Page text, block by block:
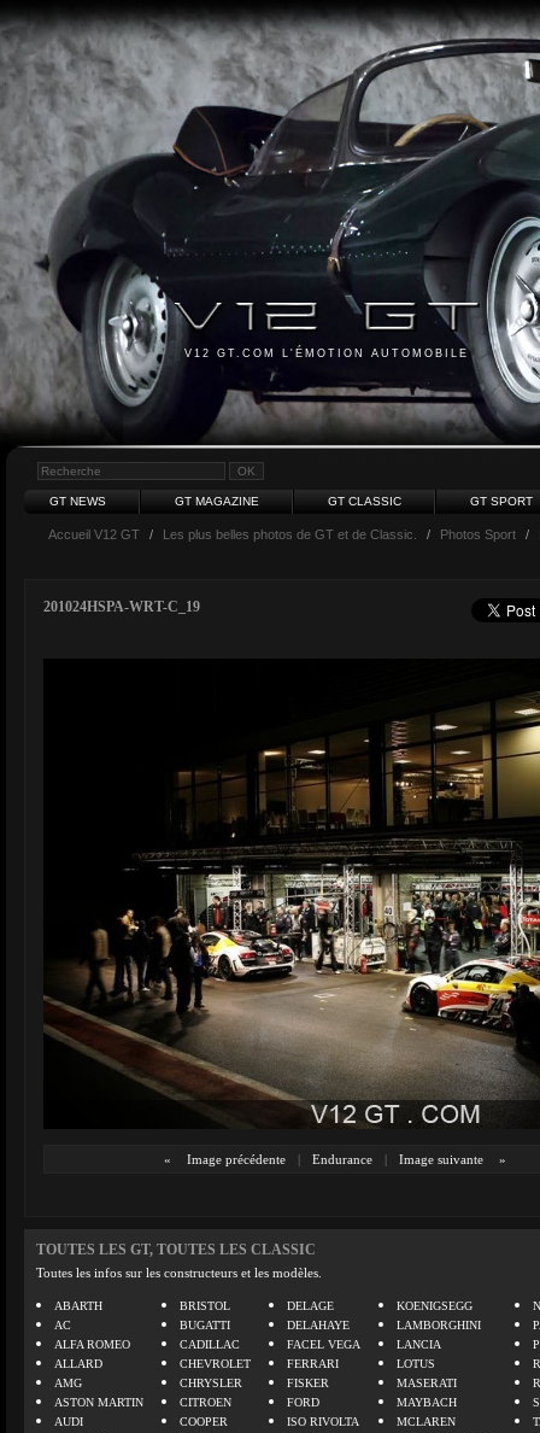
V12 GT.COM L'ÉMOTION AUTOMOBILE
GT NEWS GT MAGAZINE GT CLASSIC GT SPORT
Accueil V12 GT / Les plus belles photos de GT et de Classic. / Photos Sport /
201024HSPA-WRT-C_19
« Image précédente | Endurance | Image suivante »
TOUTES LES GT, TOUTES LES CLASSIC
Toutes les infos sur les constructeurs et les modèles.
ABARTH
AC
ALFA ROMEO
ALLARD
AMG
ASTON MARTIN
AUDI
BRISTOL
BUGATTI
CADILLAC
CHEVROLET
CHRYSLER
CITROEN
COOPER
DELAGE
DELAHAYE
FACEL VEGA
FERRARI
FISKER
FORD
ISO RIVOLTA
KOENIGSEGG
LAMBORGHINI
LANCIA
LOTUS
MASERATI
MAYBACH
MCLAREN